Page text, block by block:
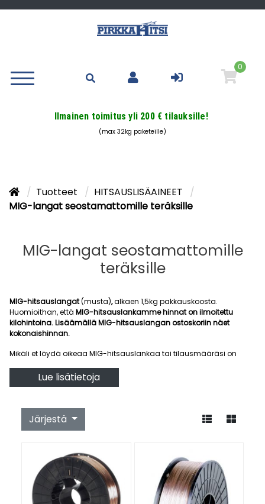
0
Ilmainen toimitus yli 200 € tilauksille!
(max 32kg paketeille)
Tuotteet
HITSAUSLISÄAINEET
MIG-langat seostamattomille teräksille
MIG-langat seostamattomille
teräksille
MIG-hitsauslangat(musta),alkaen 1,5kg pakkauskoosta.
Huomioithan, että MIG-hitsauslankamme hinnat on ilmoitettu
kilohintoina. Lisäämällä MIG-hitsauslangan ostoskoriin näet
kokonaishinnan.
Mikäli et löydä oikeaa MIG-hitsauslankaa tai tilausmääräsi on
03-31414200tai laita kysely sähköpostilla
osoitteeseenpirkkahitsi@pirkkahitsi.fi
hitsauslangatsekä
yliseostetut ja haponkestävät MIG-
hitsauslangat
Lähetämme kaikki varastostamme löytyvät MIG-hitsauslangat
nopealla toimituksella, jopa 1-2 arkipäivässä. Mikäli pääset
käymään myymälässämme Tampereella, saat tuotteesi myös heti
mukaan!
Lue lisätietoja
Järjestä